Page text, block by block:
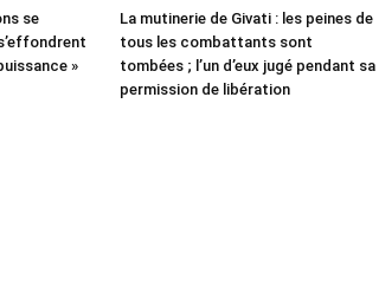
se
»
La mutinerie de Givati : les peines de
tous les combattants sont
tombées ; l’un d’eux jugé pendant sa
permission de libération